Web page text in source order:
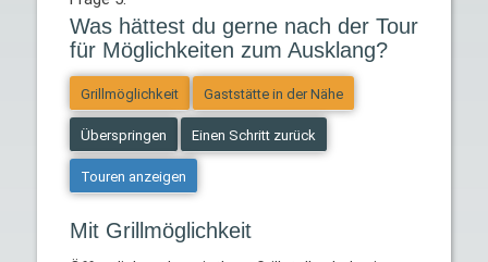
Was hättest du gerne nach der Tour
für Möglichkeiten zum Ausklang?
Grillmöglichkeit Gaststätte in der Nähe
Überspringen Einen Schritt zurück
Touren anzeigen
Mit Grillmöglichkeit